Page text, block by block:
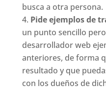
busca a otra persona.
Pide ejemplos de
un punto sencillo
desarrollador web
anteriores, de forma
resultado y que
con los dueños de